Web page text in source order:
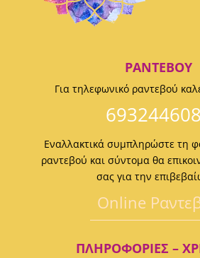
ΡΑΝΤΕΒΟΎ
Για τηλεφωνικό ραντεβού
Εναλλακτικά συμπληρώστε τη
ραντεβού και σύντομα θα
σας για την
Οnline
ΠΛΗΡΟΦΟΡΊΕΣ –